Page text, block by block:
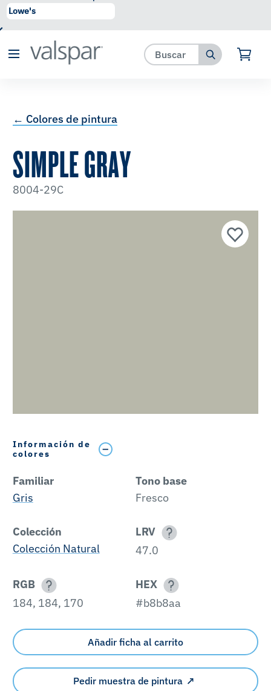
se ha agregado a favoritos.
← Colores de pintura
SIMPLE GRAY
8004-29C
Información de
colores
Familiar
Gris
Tono base
Fresco
Colección
Colección Natural
LRV
47.0
RGB
184, 184, 170
HEX
#b8b8aa
Añadir ficha al carrito
Pedir muestra de pintura